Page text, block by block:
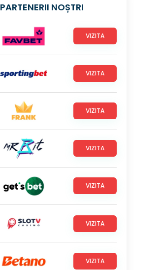
PARTENERII NOȘTRI
VIZITA
VIZITA
VIZITA
VIZITA
VIZITA
VIZITA
VIZITA